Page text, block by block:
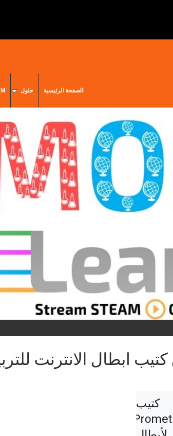
الصفحة الرئيسية حلول
ابطال الانترنت